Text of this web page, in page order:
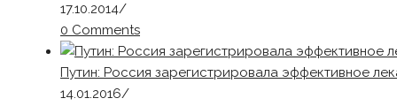
17.10.2014/
0 Comments
Путин: Россия зарегистрировала эффективное
14.01.2016/